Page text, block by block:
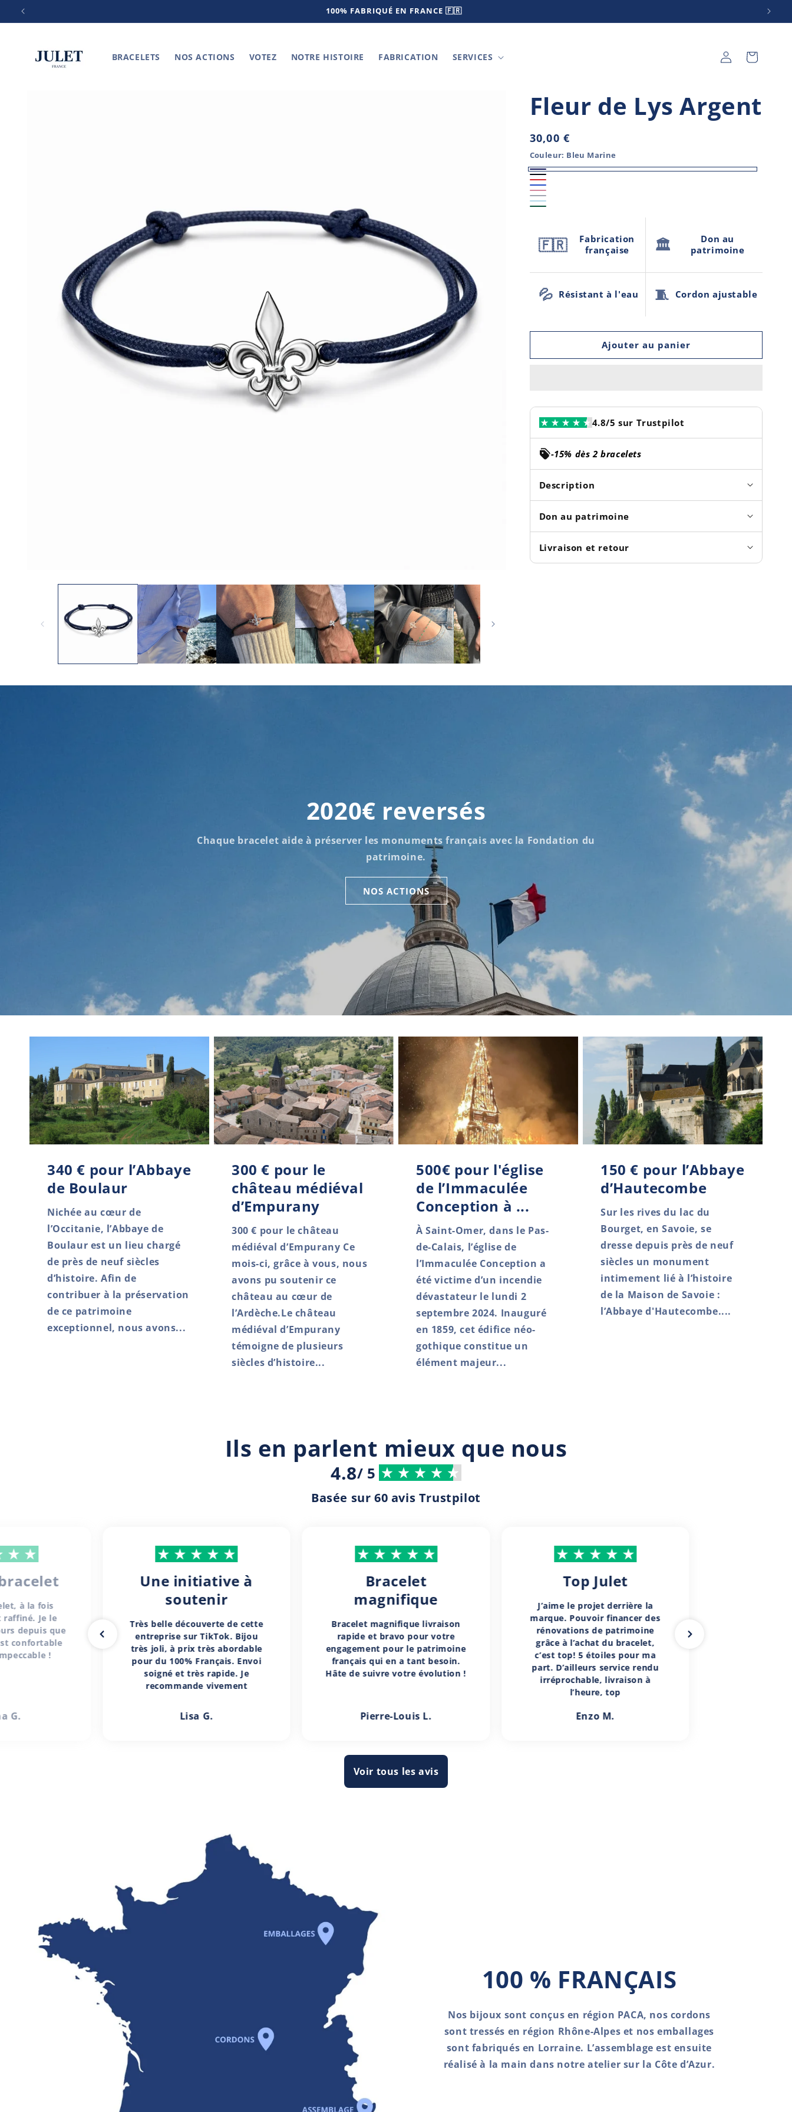
passer
au
LIVRAISON SOUS 2 à 5 JOURS OUVRÉS
BRACELETS NOS ACTIONS VOTEZ NOTRE HISTOIRE FABRICATION SERVICES ConnexionPanier
Fleur de Lys Argent
Prix
habituel
30,00 €
Couleur: Bleu Marine
Bleu
Marine
Noir
Rouge
Bleu
royal
Rose
Tricolore
Variante
ou
indisponible
Bleu
🇫🇷
Fabrication
française
🏛️
Don au
patrimoine
💦 Résistant à l'eau 🧵 Cordon ajustable
Ajouter au panier
4.8/5 sur Trustpilot
-15% dès 2 bracelets
Description
Don au patrimoine
Livraison et retour
2020€ reversés
Chaque bracelet aide à préserver les monuments français avec la Fondation du
patrimoine.
NOS ACTIONS
340 € pour l’Abbaye
de Boulaur
Nichée au cœur de
l’Occitanie, l’Abbaye de
Boulaur est un lieu chargé
de près de neuf siècles
d’histoire. Afin de
contribuer à la préservation
de ce patrimoine
exceptionnel, nous avons...
300 € pour le
château médiéval
d’Empurany
300 € pour le château
médiéval d’Empurany Ce
mois-ci, grâce à vous, nous
avons pu soutenir ce
château au cœur de
l’Ardèche.Le château
médiéval d’Empurany
témoigne de plusieurs
siècles d’histoire...
500€ pour l'église
de l’Immaculée
Conception à ...
À Saint-Omer, dans le Pas-
de-Calais, l’église de
l’Immaculée Conception a
été victime d’un incendie
dévastateur le lundi 2
septembre 2024. Inauguré
en 1859, cet édifice néo-
gothique constitue un
élément majeur...
150 € pour l’Abbaye
d’Hautecombe
Sur les rives du lac du
Bourget, en Savoie, se
dresse depuis près de neuf
siècles un monument
intimement lié à l’histoire
de la Maison de Savoie :
l’Abbaye d'Hautecombe....
Ils en parlent mieux que nous
4.8/ 5
Basée sur 60 avis Trustpilot
à la fois
Je le
depuis que
confortable
!
G.
Une initiative à
soutenir
Très belle découverte de cette
entreprise sur TikTok. Bijou
très joli, à prix très abordable
pour du 100% Français. Envoi
soigné et très rapide. Je
recommande vivement
Lisa G.
Bracelet
magnifique
Bracelet magnifique livraison
rapide et bravo pour votre
engagement pour le patrimoine
français qui en a tant besoin.
Hâte de suivre votre évolution !
Pierre-Louis L.
Top Julet
J’aime le projet derrière la
marque. Pouvoir financer des
rénovations de patrimoine
grâce à l’achat du bracelet,
c’est top! 5 étoiles pour ma
part. D’ailleurs service rendu
irréprochable, livraison à
l’heure, top
Enzo M.
Voir tous les avis
100 % FRANÇAIS
Nos bijoux sont conçus en région PACA, nos cordons
sont tressés en région Rhône-Alpes et nos emballages
sont fabriqués en Lorraine. L’assemblage est ensuite
réalisé à la main dans notre atelier sur la Côte d’Azur.